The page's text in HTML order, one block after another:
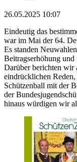
26.05.2025 10:07
Eindeutig das
war im Mai der 64.
Es standen
Beitragserhöhung
Darüber berichten wir
eindrücklichen
Schützenball mit der
der
hinaus würdigen wir